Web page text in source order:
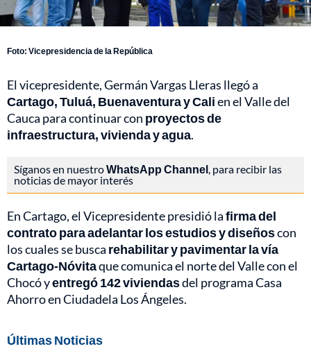
Foto: Vicepresidencia de la República
El vicepresidente, Germán Vargas Lleras llegó a
Cartago, Tuluá, Buenaventura y Calien el Valle del
Cauca para continuar con proyectos de
infraestructura, vivienda y agua.
Síganos en nuestroWhatsApp Channel, para recibir las
noticias de mayor interés
En Cartago, el Vicepresidente presidió lafirma del
contrato para adelantar los estudios y diseñoscon
los cuales se busca rehabilitar y pavimentar la vía
Cartago-Nóvitaque comunica el norte del Valle con el
Chocó yentregó 142 viviendasdel programa Casa
Ahorro en Ciudadela Los Ángeles.
Últimas Noticias